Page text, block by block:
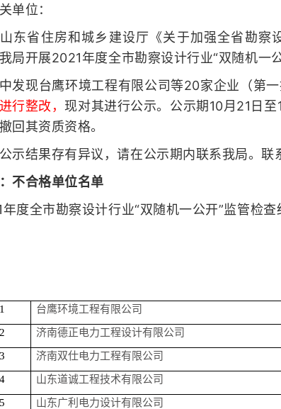
单位：
东省住房和城乡建设厅《关于加强全省勘察
局开展2021年度全市勘察设计行业“双随机一
发现台鹰环境工程有限公司等20家企业（第一
行整改，现对其进行公示。公示期10月21日
回其资质资格。
示结果存有异议，请在公示期内联系我局。
不合格单位名单
度全市勘察设计行业“双随机一公开”监管检
台鹰环境工程有限公司
济南德正电力工程设计有限公司
济南双仕电力工程有限公司
山东道诚工程技术有限公司
山东广利电力设计有限公司